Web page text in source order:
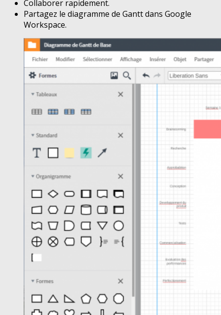
Collaborer rapidement.
Partagez le diagramme de Gantt dans Google
Workspace.